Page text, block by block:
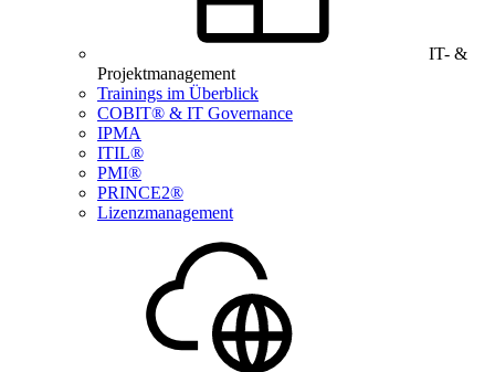
IT- &
Projektmanagement
Trainings im Überblick
COBIT® & IT Governance
IPMA
ITIL®
PMI®
PRINCE2®
Lizenzmanagement